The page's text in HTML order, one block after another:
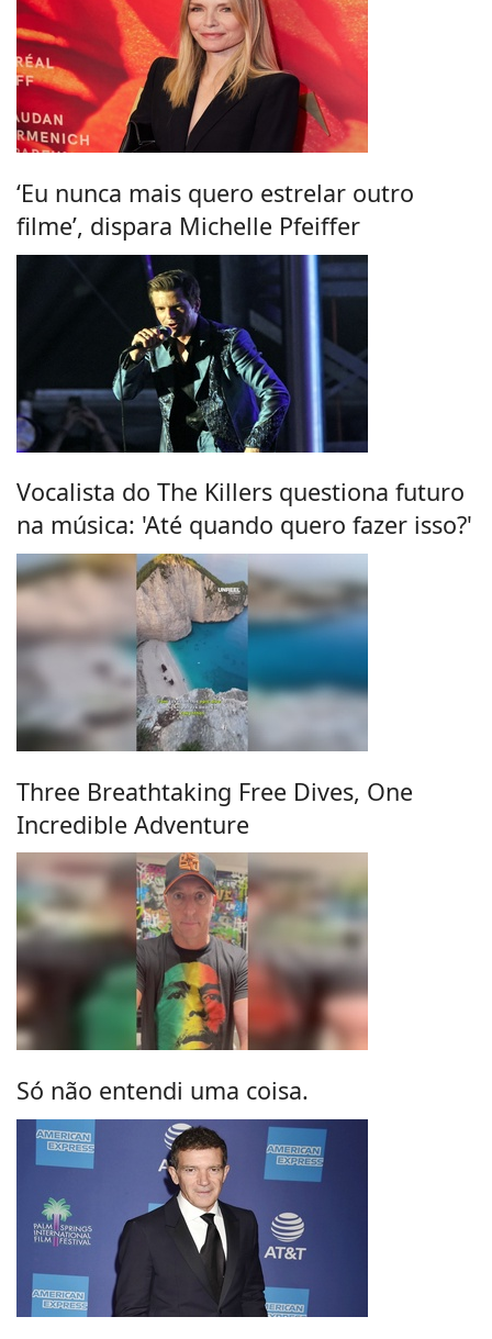
‘Eu nunca mais quero estrelar outro
filme’, dispara Michelle Pfeiffer
Vocalista do The Killers questiona futuro
na música: 'Até quando quero fazer isso?'
Three Breathtaking Free Dives, One
Incredible Adventure
Só não entendi uma coisa.